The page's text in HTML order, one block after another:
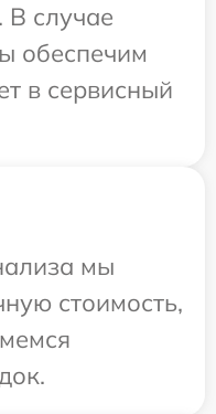
В случае
обеспечим
в сервисный
мы
стоимость,